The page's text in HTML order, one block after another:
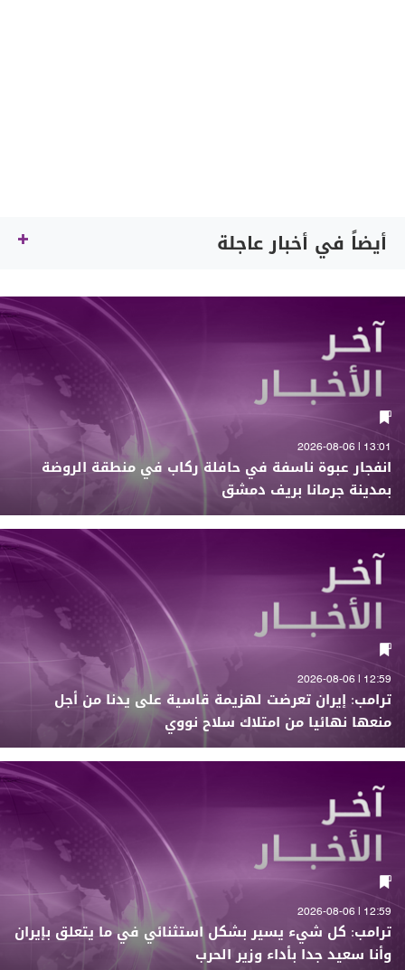
أيضاً في أخبار عاجلة
13:01 | 2026-08-06
انفجار عبوة ناسفة في حافلة ركاب في منطقة الروضة
بمدينة جرمانا بريف دمشق
12:59 | 2026-08-06
ترامب: إيران تعرضت لهزيمة قاسية على يدنا من أجل
منعها نهائيا من امتلاك سلاح نووي
12:59 | 2026-08-06
ترامب: كل شيء يسير بشكل استثنائي في ما يتعلق بإيران
وأنا سعيد جدا بأداء وزير الحرب